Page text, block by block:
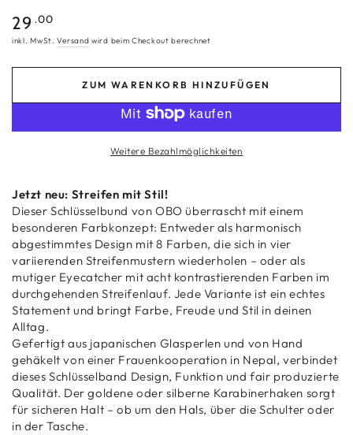
nicht
verfügbar
Regulärer
Preis
29 .00
inkl. MwSt.Versand wird beim Checkout berechnet
ZUM WARENKORB HINZUFÜGEN
Weitere Bezahlmöglichkeiten
Jetzt neu: Streifen mit Stil!
Dieser Schlüsselbund von OBO überrascht mit einem
besonderen Farbkonzept: Entweder als harmonisch
abgestimmtes Design mit 8 Farben, die sich in vier
variierenden Streifenmustern wiederholen – oder als
mutiger Eyecatcher mit acht kontrastierenden Farben im
durchgehenden Streifenlauf. Jede Variante ist ein echtes
Statement und bringt Farbe, Freude und Stil in deinen
Alltag.
Gefertigt aus japanischen Glasperlen und von Hand
gehäkelt von einer Frauenkooperation in Nepal, verbindet
dieses Schlüsselband Design, Funktion und fair produzierte
Qualität. Der goldene oder silberne Karabinerhaken sorgt
für sicheren Halt – ob um den Hals, über die Schulter oder
in der Tasche.